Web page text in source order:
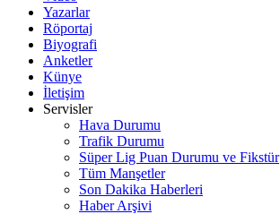
Yazarlar
Röportaj
Biyografi
Anketler
Künye
İletişim
Servisler
Hava Durumu
Trafik Durumu
Süper Lig Puan Durumu ve Fikstür
Tüm Manşetler
Son Dakika Haberleri
Haber Arşivi